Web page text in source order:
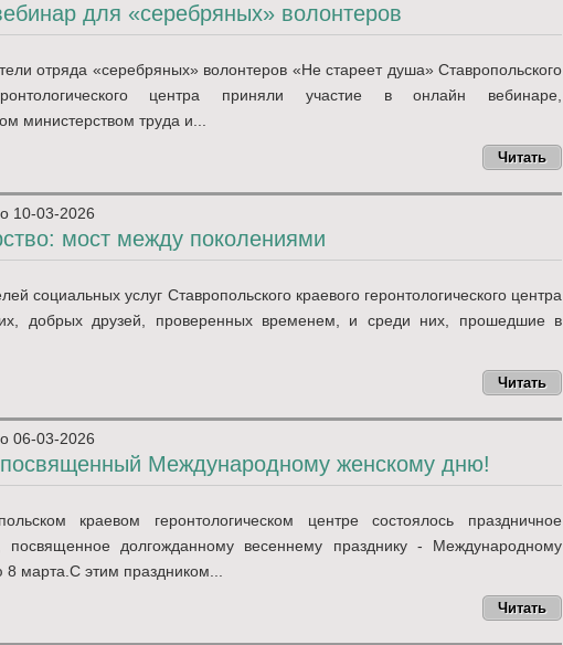
для «серебряных» волонтеров
отряда «серебряных» волонтеров «Не стареет душа» Ставропольского
центра приняли участие в онлайн вебинаре,
министерством труда и...
Читать
10-03-2026
мост между поколениями
социальных услуг Ставропольского краевого геронтологического центра
добрых друзей, проверенных временем, и среди них, прошедшие в
Читать
06-03-2026
посвященный Международному женскому дню!
краевом геронтологическом центре состоялось праздничное
посвященное долгожданному весеннему празднику - Международному
марта.С этим праздником...
Читать